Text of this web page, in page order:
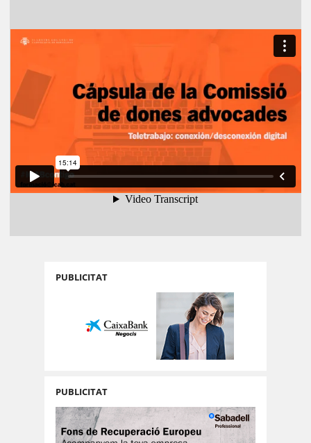
PUBLICITAT
PUBLICITAT